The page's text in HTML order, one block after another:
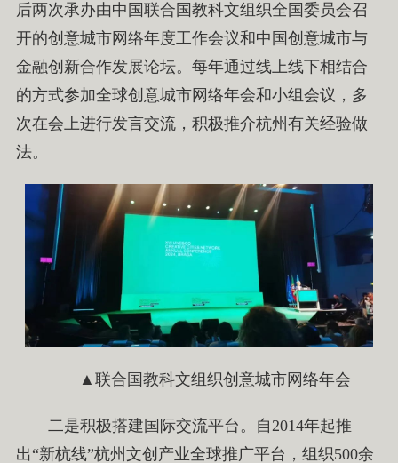
后两次承办由中国联合国教科文组织全国委员会召
开的创意城市网络年度工作会议和中国创意城市与
金融创新合作发展论坛。每年通过线上线下相结合
的方式参加全球创意城市网络年会和小组会议，多
次在会上进行发言交流，积极推介杭州有关经验做
法。
▲联合国教科文组织创意城市网络年会
二是积极搭建国际交流平台。自2014年起推
出“新杭线”杭州文创产业全球推广平台，组织500余